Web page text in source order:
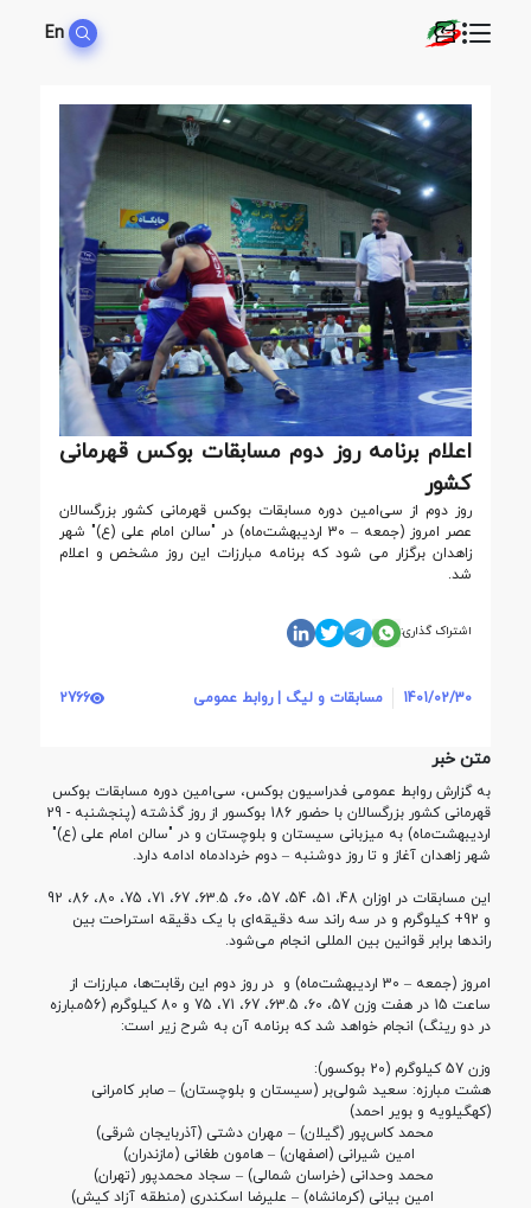
En
اعلام برنامه روز دوم مسابقات بوکس قهرمانی
کشور
روز دوم از سی‌امین دوره مسابقات بوکس قهرمانی کشور بزرگسالان
عصر امروز (جمعه – 30 اردیبهشت‌ماه) در "سالن امام علی (ع)" شهر
زاهدان برگزار می شود که برنامه مبارزات این روز مشخص و اعلام
شد.
اشتراک گذاری:
1401/02/30 مسابقات و لیگ | روابط عمومی 2766
متن خبر
به گزارش روابط عمومی فدراسیون بوکس، سی‌امین دوره مسابقات بوکس
قهرمانی کشور بزرگسالان با حضور 186 بوکسور از روز گذشته (پنجشنبه - 29
اردیبهشت‌ماه) به میزبانی سیستان و بلوچستان و در "سالن امام علی (ع)"
شهر زاهدان آغاز و تا روز دوشنبه – دوم خردادماه ادامه دارد.
این مسابقات در اوزان 48، 51، 54، 57، 60، 63.5، 67، 71، 75، 80، 86، 92
و 92+ کیلوگرم و در سه راند سه دقیقه‌ای با یک دقیقه استراحت بین
راندها برابر قوانین بین المللی انجام می‌شود.
امروز (جمعه – 30 اردیبهشت‌ماه) و در
روز دوم این رقابت‌ها، مبارزات از
ساعت 15 در هفت وزن 57، 60، 63.5، 67، 71، 75 و 80 کیلوگرم (56مبارزه
در دو رینگ) انجام خواهد شد که برنامه آن به شرح زیر است:
وزن 57 کیلوگرم (20 بوکسور):
هشت مبارزه: سعید شولی‌بر (سیستان و بلوچستان) – صابر کامرانی
(کهگیلویه و بویر احمد)
محمد کاس‌پور (گیلان) – مهران دشتی (آذربایجان‌ شرقی)
امین شیرانی (اصفهان) – هامون طغانی (مازندران)
محمد وحدانی (خراسان‌ شمالی) – سجاد محمدپور (تهران)
امین بیانی (کرمانشاه) – علیرضا اسکندری (منطقه آزاد کیش)